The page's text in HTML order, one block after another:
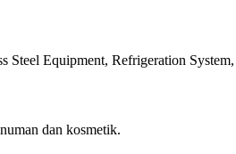
Equipment, Refrigeration
dan kosmetik.